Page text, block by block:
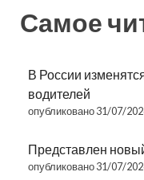
Самое
В России
водителей
опубликовано 31/07/
Представлен
опубликовано 31/07/